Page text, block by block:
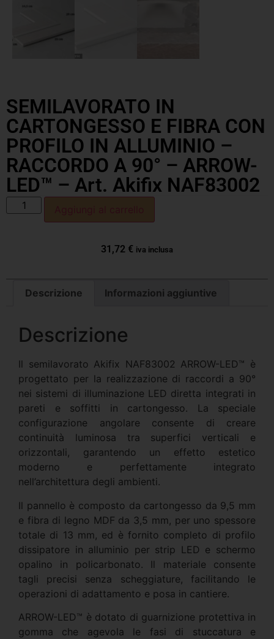
SEMILAVORATO IN
CARTONGESSO E FIBRA CON
PROFILO IN ALLUMINIO –
RACCORDO A 90° – ARROW-
LED™ – Art. Akifix NAF83002
31,72 € iva inclusa
Descrizione Informazioni aggiuntive
Descrizione
Il semilavorato Akifix NAF83002 ARROW-LED™ è
progettato per la realizzazione di raccordi a 90°
nei sistemi di illuminazione LED diretta integrati in
pareti e soffitti in cartongesso. La speciale
configurazione angolare consente di creare
continuità luminosa tra superfici verticali e
orizzontali, garantendo un effetto estetico
moderno e perfettamente integrato
nell’architettura degli ambienti.
Il pannello è composto da cartongesso da 9,5 mm
e fibra di legno MDF da 3,5 mm, per uno spessore
totale di 13 mm, ed è fornito completo di profilo
dissipatore in alluminio per strip LED e schermo
opalino in policarbonato. Il materiale consente
tagli precisi senza scheggiature, facilitando le
operazioni di adattamento e posa in cantiere.
ARROW-LED™ è dotato di guarnizione protettiva in
gomma che agevola le fasi di stuccatura e